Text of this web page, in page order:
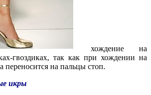
хождение на
гвоздиках, так как при хождении на
переносится на пальцы стоп.
икры